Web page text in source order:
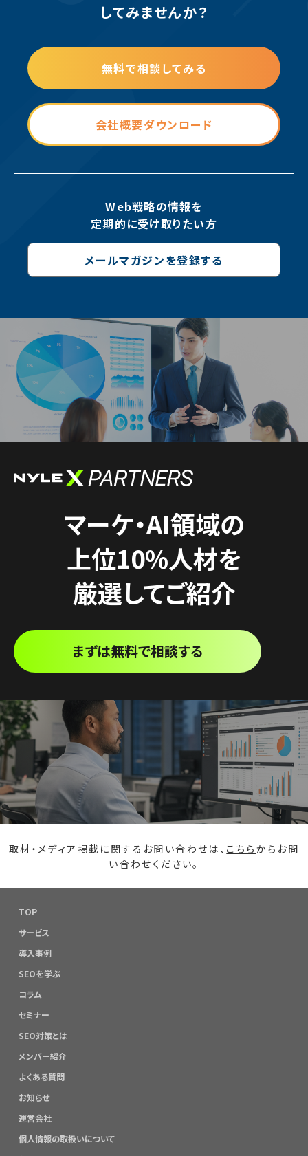
してみませんか？
無料で相談してみる
会社概要ダウンロード
Web戦略の情報を
定期的に受け取りたい方
メールマガジンを登録する
マーケ・AI領域の
上位10%人材を
厳選してご紹介
まずは無料で相談する
取材・メディア掲載に関するお問い合わせは、 こちら からお問
い合わせください。
TOP
サービス
導入事例
SEOを学ぶ
コラム
セミナー
SEO対策とは
メンバー紹介
よくある質問
お知らせ
運営会社
個人情報の取扱いについて